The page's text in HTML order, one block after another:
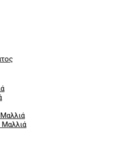
Μαλλιά